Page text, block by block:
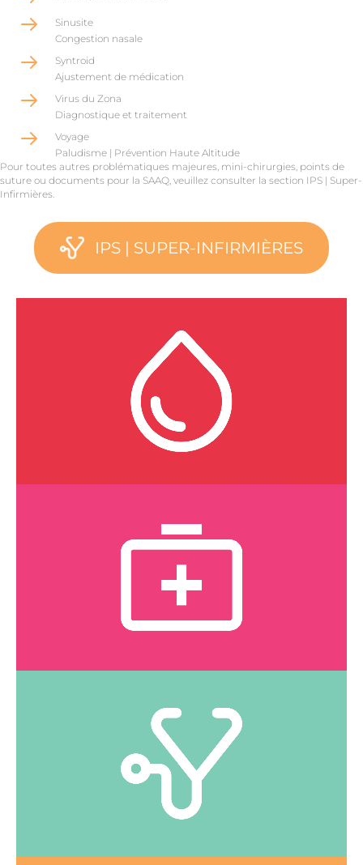
Sinusite
Congestion nasale
Syntroid
Ajustement de médication
Virus du Zona
Diagnostique et traitement
Voyage
Paludisme | Prévention Haute Altitude
Pour toutes autres problématiques majeures, mini-chirurgies, points de
suture ou documents pour la SAAQ, veuillez consulter la section IPS | Super-
Infirmières.
IPS | SUPER-INFIRMIÈRES
Prélèvements
Voyez la liste des services offerts.
CLIQUEZ ICI
Soins | Traitements
Voyez la liste des services offerts.
IPS
Voyez la liste des services offerts.
CLIQUEZ ICI